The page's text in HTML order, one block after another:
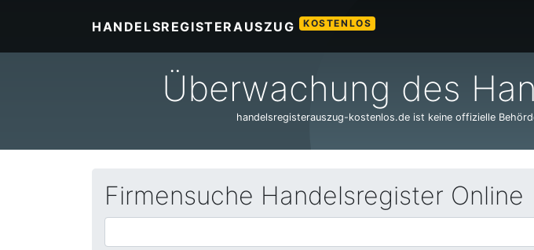
HANDELSREGISTERAUSZUG KOSTENLOS
Überwachung des
handelsregisterauszug-kostenlos.de ist keine offizielle
Firmensuche Handelsregister Online